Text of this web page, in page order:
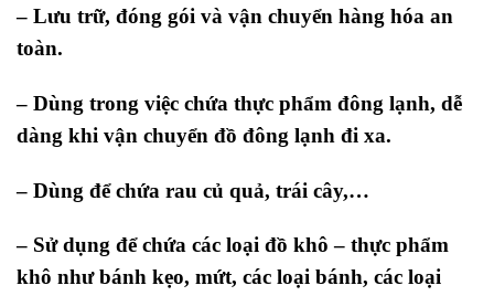
– Lưu trữ, đóng gói và vận chuyển hàng hóa an
toàn.
– Dùng trong việc chứa thực phẩm đông lạnh, dễ
dàng khi vận chuyển đồ đông lạnh đi xa.
– Dùng để chứa rau củ quả, trái cây,…
– Sử dụng để chứa các loại đồ khô – thực phẩm
khô như bánh kẹo, mứt, các loại bánh, các loại